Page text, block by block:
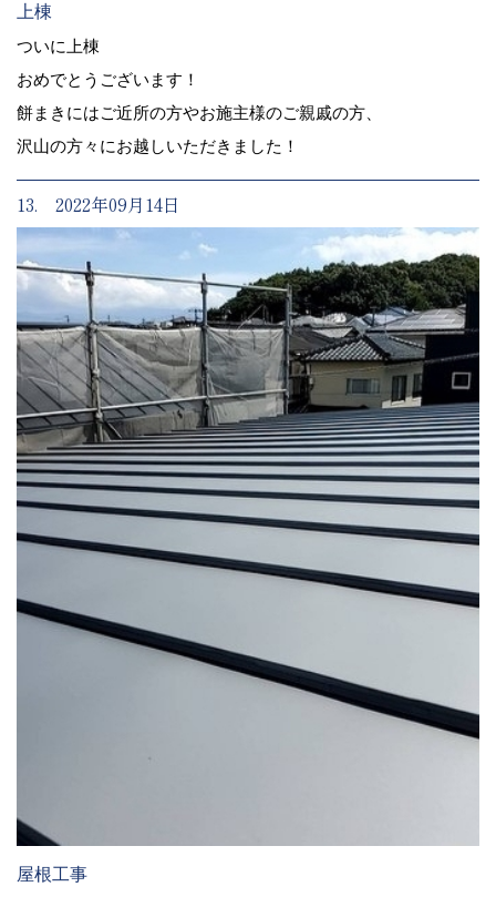
上棟
ついに上棟
おめでとうございます！
餅まきにはご近所の方やお施主様のご親戚の方、
沢山の方々にお越しいただきました！
13. 2022年09月14日
屋根工事